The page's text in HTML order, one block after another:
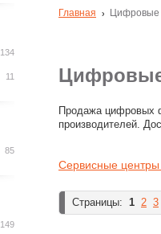
Продажа цифровых
производителей.
Сервисные
Страницы: 1 2 3
Главная Цифровые
134
11
85
149